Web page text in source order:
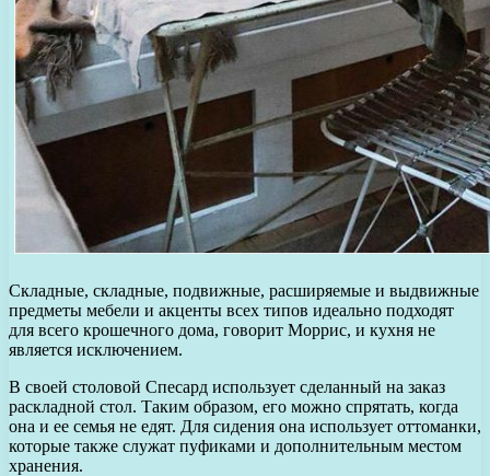
Складные, складные, подвижные, расширяемые и выдвижные
предметы мебели и акценты всех типов идеально подходят
для всего крошечного дома, говорит Моррис, и кухня не
является исключением.
В своей столовой Спесард использует сделанный на заказ
раскладной стол. Таким образом, его можно спрятать, когда
она и ее семья не едят. Для сидения она использует оттоманки,
которые также служат пуфиками и дополнительным местом
хранения.